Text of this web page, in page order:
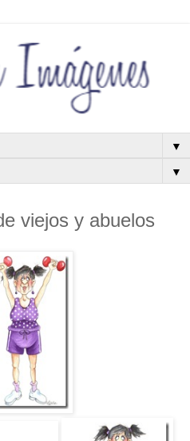
▼
▼
viejos y abuelos